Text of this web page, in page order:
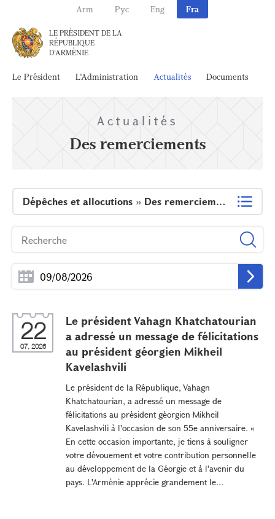
Arm Рус Eng Fra
LE PRÉSIDENT DE LA
RÉPUBLIQUE
D'ARMÉNIE
Le Président L'Administration Actualités Documents
Actualités
Des remerciements
Dépêches et allocutions » Des remerciements
22
07, 2026
Le président Vahagn Khatchatourian
a adressé un message de félicitations
au président géorgien Mikheil
Kavelashvili
Le président de la République, Vahagn
Khatchatourian, a adressé un message de
félicitations au président géorgien Mikheil
Kavelashvili à l'occasion de son 55e anniversaire. «
En cette occasion importante, je tiens à souligner
votre dévouement et votre contribution personnelle
au développement de la Géorgie et à l'avenir du
pays. L'Arménie apprécie grandement le...